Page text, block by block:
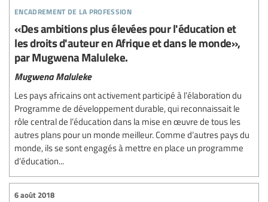
encadrement de la profession
«Des ambitions plus élevées pour l'éducation et
les droits d'auteur en Afrique et dans le monde»,
par Mugwena Maluleke.
Mugwena Maluleke
Les pays africains ont activement participé à l’élaboration du
Programme de développement durable, qui reconnaissait le
rôle central de l’éducation dans la mise en œuvre de tous les
autres plans pour un monde meilleur. Comme d’autres pays du
monde, ils se sont engagés à mettre en place un programme
d’éducation...
6 août 2018